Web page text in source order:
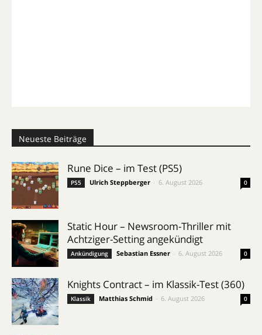
Neueste Beiträge
Rune Dice – im Test (PS5)
PS5 Ulrich Steppberger 6. August 2026 0
Static Hour – Newsroom-Thriller mit
Achtziger-Setting angekündigt
Ankündigung Sebastian Essner 6. August 2026 0
Knights Contract – im Klassik-Test (360)
Klassik Matthias Schmid 6. August 2026 0